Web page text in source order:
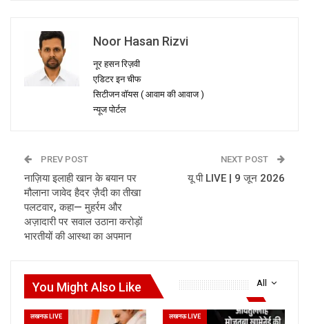
Noor Hasan Rizvi
नूर हसन रिज़वी
एडिटर इन चीफ
सिटीजन वॉयस ( आवाम की आवाज )
न्यूज पोर्टल
PREV POST
नाज़िया इलाही खान के बयान पर
मौलाना जावेद हैदर ज़ैदी का तीखा
पलटवार, कहा— मुहर्रम और
अज़ादारी पर सवाल उठाना करोड़ों
भारतीयों की आस्था का अपमान
NEXT POST
यू पी LIVE | 9 जून 2026
All
You Might Also Like
लखनऊ LIVE लखनऊ LIVE